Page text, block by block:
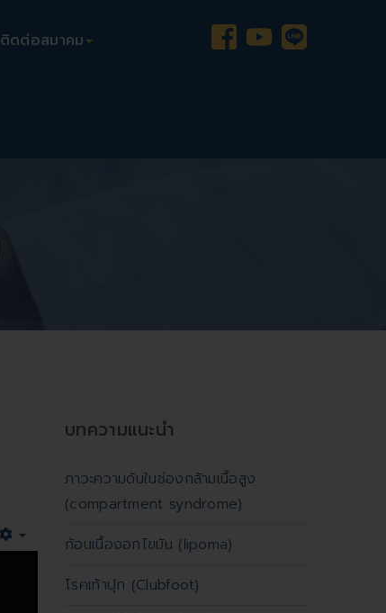
ติดต่อสมาคม
Empty
บทความแนะนำ
ภาวะความดันในช่องกล้ามเนื้อสูง
(compartment syndrome)
ก้อนเนื้องอกไขมัน (lipoma)
โรคเท้าปุก (Clubfoot)